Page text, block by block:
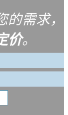
需求，
价。